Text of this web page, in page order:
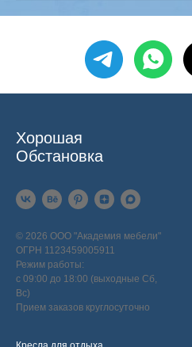
Хорошая
Обстановка
© 2026 ООО "Академия мебели"
ОГРН 1123459005911
Режим работы:
с 09:00 до 18:00 (выходные Сб,
Вс)
Прием заказов круглосуточно